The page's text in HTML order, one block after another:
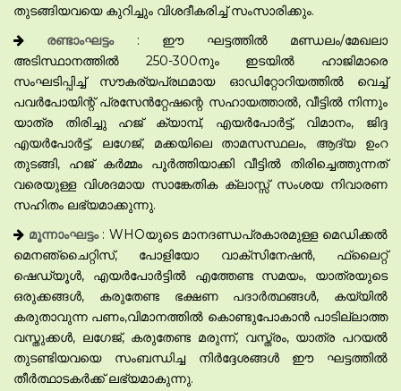
തുടങ്ങിയവയെ കുറിച്ചും വിശദീകരിച്ച് സംസാരിക്കും.
രണ്ടാംഘട്ടം : ഈ ഘട്ടത്തിൽ മണ്ഡലം/മേഖലാ
അടിസ്ഥാനത്തിൽ 250-300നും ഇടയിൽ ഹാജിമാരെ
സംഘടിപ്പിച്ച് സൗകര്യപ്രഥമായ ഓഡിറ്റോറിയത്തിൽ വെച്ച്
പവർപോയിന്റ് പ്രസേൻറ്റേഷന്റെ സഹായത്താൽ, വീട്ടിൽ നിന്നും
യാത്ര തിരിച്ചു ഹജ് ക്യാമ്പ്, എയർപോർട്ട്, വിമാനം, ജിദ്ദ
എയർപോർട്ട്, ലഗേജ്, മക്കയിലെ താമസസ്ഥലം, ആദ്യ ഉംറ
തുടങ്ങി, ഹജ് കർമ്മം പൂർത്തിയാക്കി വീട്ടിൽ തിരിച്ചെത്തുന്നത്
വരെയുള്ള വിശദമായ സാങ്കേതിക ക്ലാസ്സ് സംശയ നിവാരണ
സഹിതം ലഭ്യമാക്കുന്നു.
മൂന്നാംഘട്ടം: WHOയുടെ മാനദണ്ഡപ്രകാരമുള്ള മെഡിക്കൽ
മെനഞ്ചൈറ്റിസ്, പോളിയോ വാക്സിനേഷൻ, ഫ്ലൈറ്റ്
ഷെഡ്യൂൾ, എയർപോർട്ടിൽ എത്തേണ്ട സമയം, യാത്രയുടെ
ഒരുക്കങ്ങൾ, കരുതേണ്ട ഭക്ഷണ പദാർത്ഥങ്ങൾ, കയ്യിൽ
കരുതാവുന്ന പണം,വിമാനത്തിൽ കൊണ്ടുപോകാൻ പാടില്ലാത്ത
വസ്തുക്കൾ, ലഗേജ്, കരുതേണ്ട മരുന്ന്, വസ്ത്രം, യാത്ര പറയൽ
തുടണ്ടിയവയെ സംബന്ധിച്ച നിർദ്ദേശങ്ങൾ ഈ ഘട്ടത്തിൽ
തീർത്ഥാടകർക്ക് ലഭ്യമാകുന്നു.